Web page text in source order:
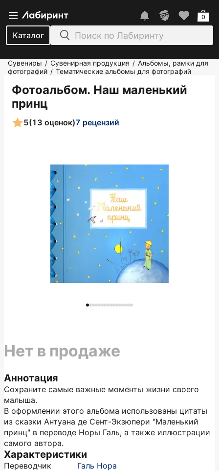
Каталог
0
Сувениры / Сувенирная продукция / Альбомы, рамки для
фотографий / Тематические альбомы для фотографий
Фотоальбом. Наш маленький
принц
5(13 оценок)7 рецензий
Аннотация
Сохраните самые важные моменты жизни своего
малыша.
В оформлении этого альбома использованы цитаты
из сказки Антуана де Сент-Экзюпери "Маленький
принц" в переводе Норы Галь, а также иллюстрации
самого автора.
Характеристики
Переводчик
Галь Нора
Нет в продаже